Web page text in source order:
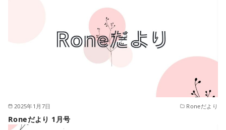
2025年1月7日 Roneだより
Roneだより 1月号